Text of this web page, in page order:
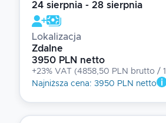
24 sierpnia - 28 sierpnia
Lokalizacja
Zdalne
3950 PLN netto
+23% VAT (4858,50 PLN brutto / 1
Najniższa cena: 3950 PLN netto